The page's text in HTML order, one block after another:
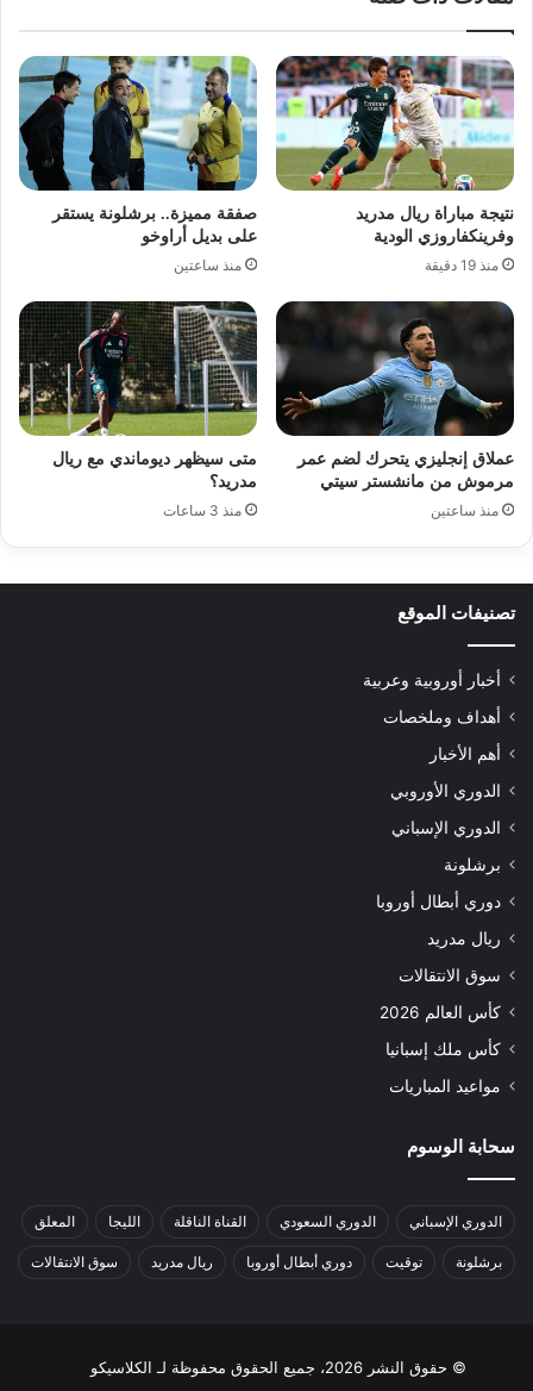
نتيجة مباراة ريال مدريد
وفرينكفاروزي الودية
منذ 19 دقيقة
صفقة مميزة.. برشلونة يستقر
على بديل أراوخو
منذ ساعتين
عملاق إنجليزي يتحرك لضم عمر
مرموش من مانشستر سيتي
منذ ساعتين
متى سيظهر ديوماندي مع ريال
مدريد؟
منذ 3 ساعات
تصنيفات الموقع
أخبار أوروبية وعربية
أهداف وملخصات
أهم الأخبار
الدوري الأوروبي
الدوري الإسباني
برشلونة
دوري أبطال أوروبا
ريال مدريد
سوق الانتقالات
كأس العالم 2026
كأس ملك إسبانيا
مواعيد المباريات
سحابة الوسوم
الدوري الإسباني الدوري السعودي القناة الناقلة الليجا المعلق
برشلونة توقيت دوري أبطال أوروبا ريال مدريد سوق الانتقالات
© حقوق النشر 2026، جميع الحقوق محفوظة لـ الكلاسيكو